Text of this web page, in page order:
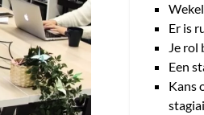
Er is
Je rol
Een
Kans